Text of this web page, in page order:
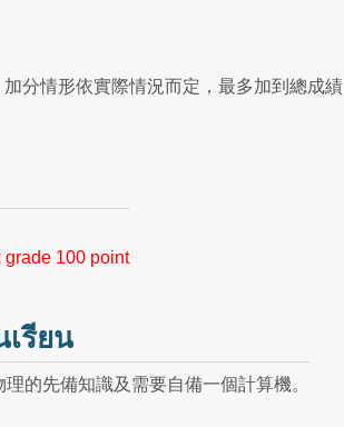
分情形依實際情況而定，最多加到總成績
grade 100 point
รียน
的先備知識及需要自備一個計算機。